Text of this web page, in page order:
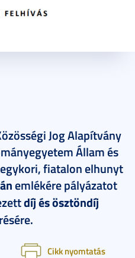
Jog Alapítvány
Állam és
fiatalon elhunyt
emlékére pályázatot
díj és ösztöndíj
Cikk nyomtatás